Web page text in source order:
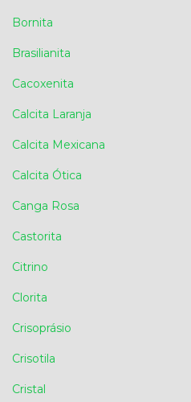
Bornita
Brasilianita
Cacoxenita
Calcita Laranja
Calcita Mexicana
Calcita Ótica
Canga Rosa
Castorita
Citrino
Clorita
Crisoprásio
Crisotila
Cristal